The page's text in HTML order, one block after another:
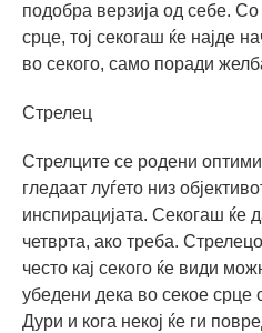
подобра верзија од себе.
срце, тој секогаш ќе најде
во секого, само поради
Стрелец
Стрелците се родени
гледаат луѓето низ
инспирацијата. Секогаш ќе
четврта, ако треба.
често кај секого ќе види
убедени дека во секое срце
Дури и кога некој ќе ги